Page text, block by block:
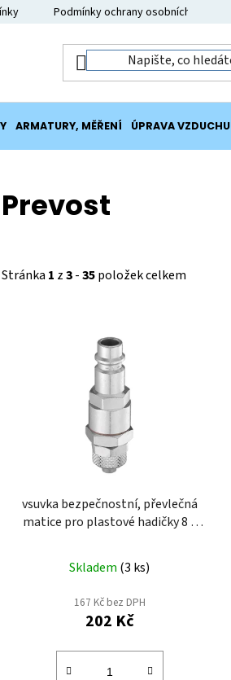
Podmínky ochrany osobních údajů
ARMATURY, MĚŘENÍ ÚPRAVA VZDUCHU
Prevost
Stránka 1 z3-35položek celkem
vsuvka bezpečnostní, převlečná
matice pro plastové hadičky 8 x
Skladem (3 ks)
167 Kč bez DPH
202 Kč